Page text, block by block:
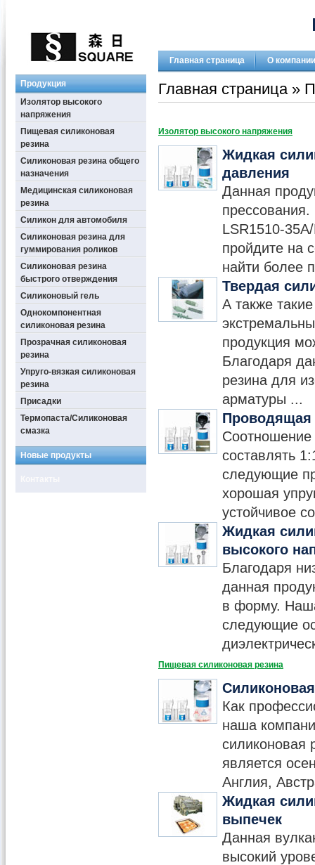
Главная страница О компании
Продукция
Изолятор высокого
напряжения
Пищевая силиконовая
резина
Силиконовая резина общего
назначения
Медицинская силиконовая
резина
Силикон для автомобиля
Силиконовая резина для
гуммирования роликов
Силиконовая резина
быстрого отверждения
Силиконовый гель
Однокомпонентная
силиконовая резина
Прозрачная силиконовая
резина
Упруго-вязкая силиконовая
резина
Присадки
Термопаста/Силиконовая
смазка
Новые продукты
Главная страница»
Изолятор высокого напряжения
Жидкая
давления
Данная
LSR1510-
пройдите на
найти более
Твердая
А также
продукция
Благодаря
резина для
арматуры ...
Проводящая
Соотношение
составлять
следующие
хорошая
устойчивое
Жидкая
высокого
Благодаря
данная
в форму.
следующие
Пищевая силиконовая резина
Как
наша
силиконовая
является
Англия,
Жидкая
выпечек
Данная
высокий